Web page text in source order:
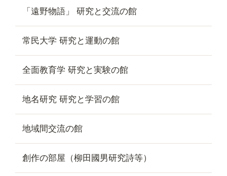
「遠野物語」 研究と交流の館
常民大学 研究と運動の館
全面教育学 研究と実験の館
地名研究 研究と学習の館
地域間交流の館
創作の部屋（柳田國男研究詩等）